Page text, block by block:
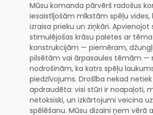
Mūsu komanda pārvērš radošus
iesaistījošām mīkstām spēļu vides,
izraisa prieku un ziņkāri. Apvienojot
stimulējošas krāsu paletes ar
konstrukcijām — piemēram,
pilsētām vai ārpasaules tēmām —
nodrošinām, ka katrs spēļu
piedzīvojums. Drošība nekad netiek
apdraudēta: visi stūri ir noapaļoti,
netoksiski, un izkārtojumi veicina
spēlēšanu. Mūsu dizaini ņem vērā